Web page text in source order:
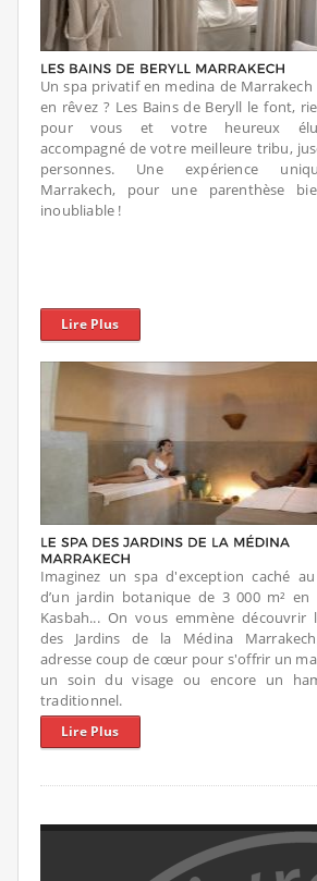
Un spa privatif en medina de Marrakech
en rêvez ? Les Bains de Beryll le font,
pour vous et votre heureux
accompagné de votre meilleure tribu,
personnes. Une expérience
Marrakech, pour une parenthèse
inoubliable !
Lire Plus
Imaginez un spa d'exception caché
d’un jardin botanique de 3 000 m² en
Kasbah... On vous emmène découvrir
des Jardins de la Médina
adresse coup de cœur pour s'offrir un
un soin du visage ou encore un
traditionnel.
Lire Plus